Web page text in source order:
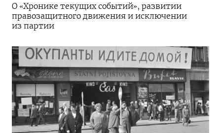
О «Хронике текущих событий», развитии
правозащитного движения и исключении
из партии